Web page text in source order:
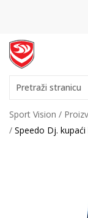
Pretraži stranicu
Sport Vision
Speedo Dj. kupaći